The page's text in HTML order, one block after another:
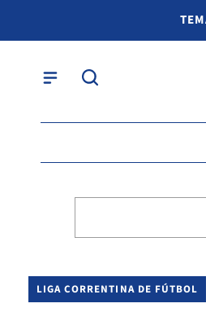
LIGA CORRENTINA DE FÚTBOL